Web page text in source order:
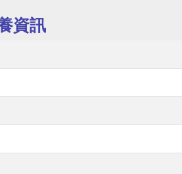
資訊